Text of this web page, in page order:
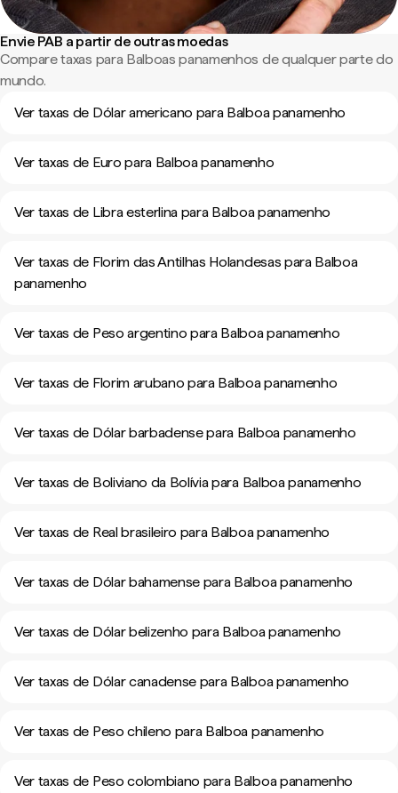
Envie PAB a partir de outras moedas
Compare taxas para Balboas panamenhos de qualquer parte do
mundo.
Ver taxas de Dólar americano para Balboa panamenho
Ver taxas de Euro para Balboa panamenho
Ver taxas de Libra esterlina para Balboa panamenho
Ver taxas de Florim das Antilhas Holandesas para Balboa
panamenho
Ver taxas de Peso argentino para Balboa panamenho
Ver taxas de Florim arubano para Balboa panamenho
Ver taxas de Dólar barbadense para Balboa panamenho
Ver taxas de Boliviano da Bolívia para Balboa panamenho
Ver taxas de Real brasileiro para Balboa panamenho
Ver taxas de Dólar bahamense para Balboa panamenho
Ver taxas de Dólar belizenho para Balboa panamenho
Ver taxas de Dólar canadense para Balboa panamenho
Ver taxas de Peso chileno para Balboa panamenho
Ver taxas de Peso colombiano para Balboa panamenho